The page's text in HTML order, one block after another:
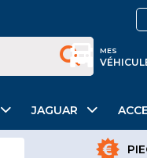
MES
JAGUAR